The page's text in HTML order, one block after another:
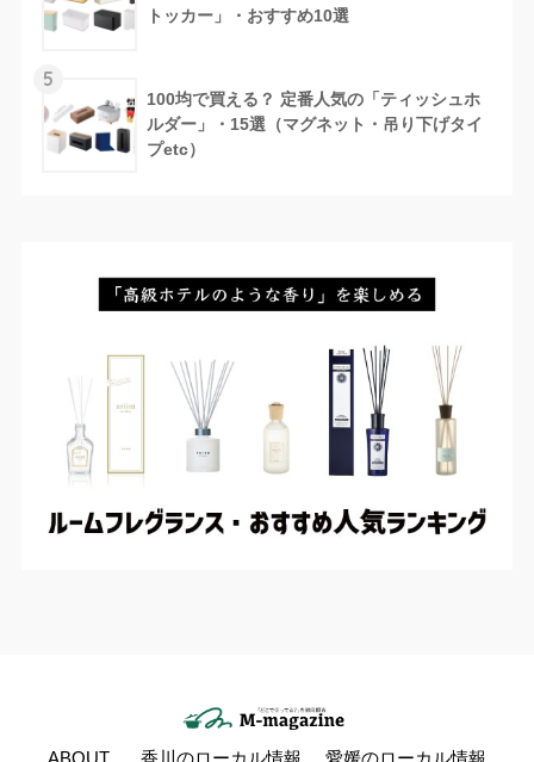
トッカー」・おすすめ10選
5
100均で買える？ 定番人気の「ティッシュホ
ルダー」・15選（マグネット・吊り下げタイ
プetc）
ABOUT 香川のローカル情報 愛媛のローカル情報